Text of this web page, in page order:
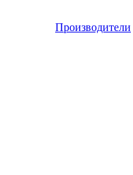
Производители